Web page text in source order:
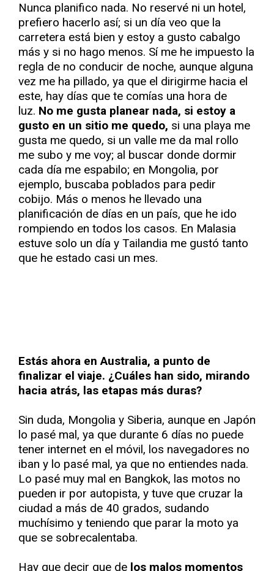
Nunca planifico nada. No reservé ni un hotel,
prefiero hacerlo así; si un día veo que la
carretera está bien y estoy a gusto cabalgo
más y si no hago menos. Sí me he impuesto la
regla de no conducir de noche, aunque alguna
vez me ha pillado, ya que el dirigirme hacia el
este, hay días que te comías una hora de
luz. No me gusta planear nada, si estoy a
gusto en un sitio me quedo, si una playa me
gusta me quedo, si un valle me da mal rollo
me subo y me voy; al buscar donde dormir
cada día me espabilo; en Mongolia, por
ejemplo, buscaba poblados para pedir
cobijo. Más o menos he llevado una
planificación de días en un país, que he ido
rompiendo en todos los casos. En Malasia
estuve solo un día y Tailandia me gustó tanto
que he estado casi un mes.
Estás ahora en Australia, a punto de
finalizar el viaje. ¿Cuáles han sido, mirando
hacia atrás, las etapas más duras?
Sin duda, Mongolia y Siberia, aunque en Japón
lo pasé mal, ya que durante 6 días no puede
tener internet en el móvil, los navegadores no
iban y lo pasé mal, ya que no entiendes nada.
Lo pasé muy mal en Bangkok, las motos no
pueden ir por autopista, y tuve que cruzar la
ciudad a más de 40 grados, sudando
muchísimo y teniendo que parar la moto ya
que se sobrecalentaba.
Hay que decir que de los malos momentos